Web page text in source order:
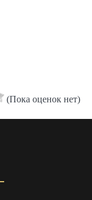
(Пока оценок нет)